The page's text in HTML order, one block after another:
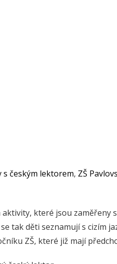
s českým lektorem, ZŠ
které jsou zaměřeny
tak děti seznamují s cizím
ZŠ, které již mají